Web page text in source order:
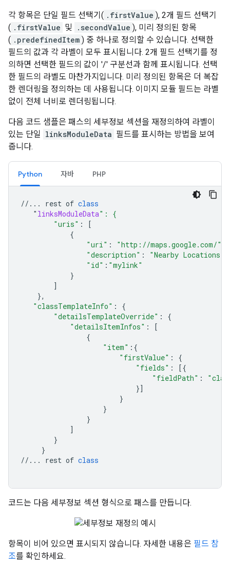
각 항목은 단일 필드 선택기( .firstValue ), 2개 필드 선택기
( .firstValue 및 .secondValue ), 미리 정의된 항목
( .predefinedItem ) 중 하나로 정의할 수 있습니다. 선택한
필드의 값과 각 라벨이 모두 표시됩니다. 2개 필드 선택기를 정
의하면 선택한 필드의 값이 '/' 구분선과 함께 표시됩니다. 선택
한 필드의 라벨도 마찬가지입니다. 미리 정의된 항목은 더 복잡
한 렌더링을 정의하는 데 사용됩니다. 이미지 모듈 필드는 라벨
없이 전체 너비로 렌더링됩니다.
다음 코드 샘플은 패스의 세부정보 섹션을 재정의하여 라벨이
있는 단일 linksModuleData 필드를 표시하는 방법을 보여
줍니다.
Python 자바 PHP
//... rest of class
" linksModuleData": {
"uris" :
[
{
"uri" : "http://maps.google.com/"
"description" : "Nearby Locations"
"id" : "mylink"
}
]
},
"classTemplateInfo" :
{
"detailsTemplateOverride" :
{
"detailsItemInfos" :
[
{
"item" :{
"firstValue" :
{
"fields" :
[{
"fieldPath" :
}]
}
}
}
]
}
}
//...
rest of class
코드는 다음 세부정보 섹션 형식으로 패스를 만듭니다.
항목이 비어 있으면 표시되지 않습니다. 자세한 내용은 필드 참
조를 확인하세요.